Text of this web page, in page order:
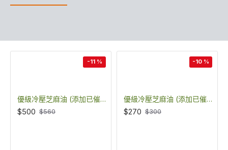
-11 %
優級冷壓芝麻油 (添加已催芽芝麻芽油)(570ml) (CSB570)
$500 $560
-10 %
優級冷壓芝麻油 (添加已催芽芝麻芽油)(220ml) (CSB220)
$270 $300